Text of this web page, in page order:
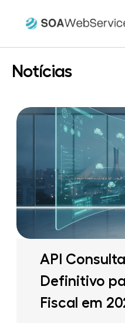
Migração V2
Contato
Notícias
API
Definitivo
Fiscal em